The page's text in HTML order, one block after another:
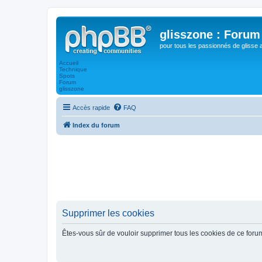
glisszone :
pour tous les passionnés de glisse
Accueil
Technique
Spots
Forum
glisszone
Accès rapide FAQ
Index du forum
Supprimer les cookies
Êtes-vous sûr de vouloir supprimer tous les cookies de ce